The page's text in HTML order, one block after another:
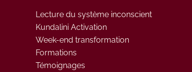
Lecture du système inconscient
Kundalini Activation
Week-end transformation
Formations
Témoignages